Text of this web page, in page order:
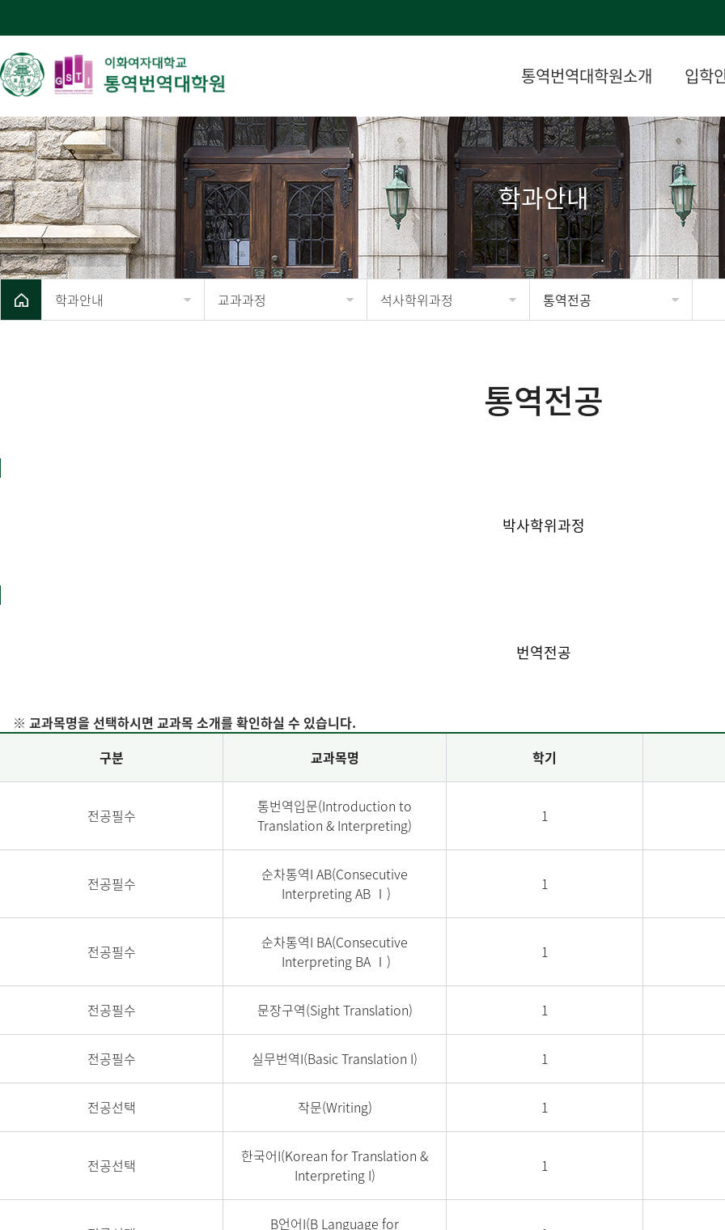
통역번역대학원소개 입학
학과안내
학과안내 교과과정 석사학위과정 통역전공
통역전공
박사학위과정
번역전공
※ 교과목명을 선택하시면 교과목 소개를 확인하실 수 있습니다.
구분
교과목명 학기
전공필수
통번역입문(Introduction to
Translation & Interpreting)
1
전공필수
순차통역I AB(Consecutive
Interpreting AB Ⅰ)
1
전공필수
순차통역I BA(Consecutive
Interpreting BA Ⅰ)
1
전공필수 문장구역(Sight Translation) 1
전공필수 실무번역I(Basic Translation I) 1
전공선택 작문(Writing) 1
전공선택
한국어I(Korean for Translation &
Interpreting I)
1
B언어I(B Language for